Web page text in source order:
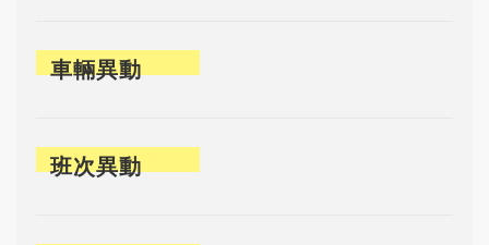
車輛異動
班次異動